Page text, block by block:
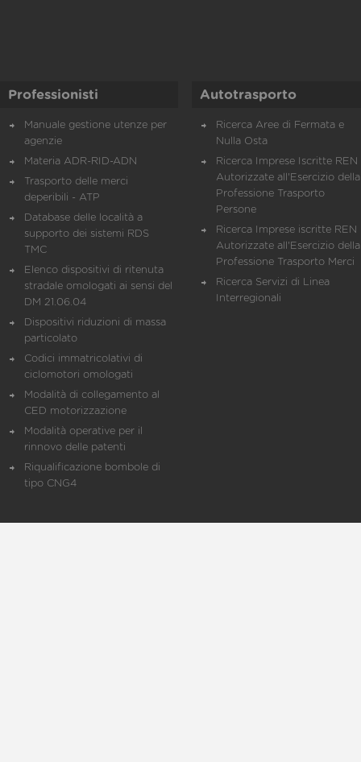
Professionisti
Manuale gestione utenze per
agenzie
Materia ADR-RID-ADN
Trasporto delle merci
deperibili - ATP
Database delle località a
supporto dei sistemi RDS
TMC
Elenco dispositivi di ritenuta
stradale omologati ai sensi del
DM 21.06.04
Dispositivi riduzioni di massa
particolato
Codici immatricolativi di
ciclomotori omologati
Modalità di collegamento al
CED motorizzazione
Modalità operative per il
rinnovo delle patenti
Riqualificazione bombole di
tipo CNG4
Autotrasporto
Ricerca Aree di Fermata e
Nulla Osta
Ricerca Imprese Iscritte REN
Autorizzate all'Esercizio della
Professione Trasporto
Persone
Ricerca Imprese iscritte REN
Autorizzate all'Esercizio della
Professione Trasporto Merci
Ricerca Servizi di Linea
Interregionali